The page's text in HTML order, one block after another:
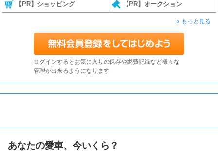
【PR】ショッピング 【PR】オークション
もっと見る
ログインするとお気に入りの保存や燃費記録など様々な
管理が出来るようになります
あなたの愛車、今いくら？